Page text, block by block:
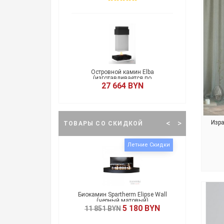
Островной камин Elba
(изготавливается по
индивидуальным параметрам)
27 664 BYN
ТОВАРЫ СО СКИДКОЙ
Летние Скидки
Биокамин Spartherm Elipse Wall
(черный матовый)
11 851 BYN5 180 BYN
< >